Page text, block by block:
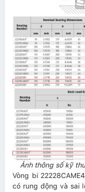
Ảnh thông số kỹ
Vòng bi
có rung động và sai